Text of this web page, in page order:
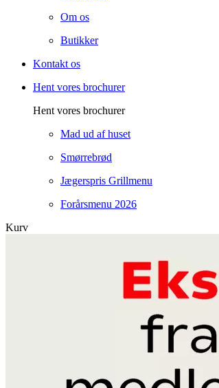
Om os
Butikker
Kontakt os
Hent vores brochurer
Hent vores brochurer
Mad ud af huset
Smørrebrød
Jægerspris Grillmenu
Forårsmenu 2026
Kurv